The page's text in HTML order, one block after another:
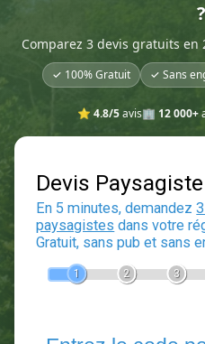
?
Comparez 3 devis gratuits
✓ 100% Gratuit ✓ Sans
⭐ 4.8/5avis🏢 12 000+
Devis
En 5 minutes,